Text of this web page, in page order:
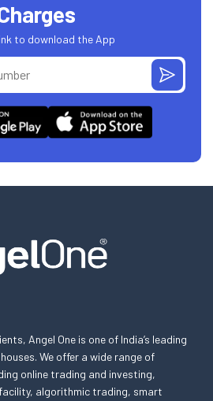
to download the App
Angel One is one of India’s leading
We offer a wide range of
online trading and investing,
algorithmic trading, smart